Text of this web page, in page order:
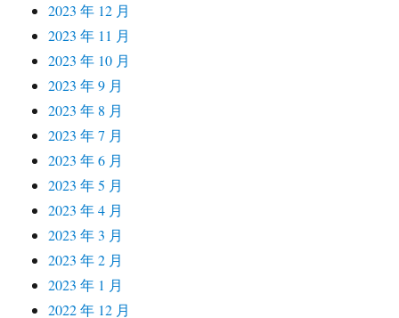
2023 年 12 月
2023 年 11 月
2023 年 10 月
2023 年 9 月
2023 年 8 月
2023 年 7 月
2023 年 6 月
2023 年 5 月
2023 年 4 月
2023 年 3 月
2023 年 2 月
2023 年 1 月
2022 年 12 月